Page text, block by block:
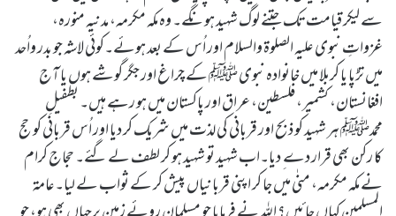
سے لیکر قیامت تک جتنے لوگ شہید ہونگے۔ وہ مکہ مکرمہ، مدنیہ منورہ،
غزواتِ نبوی علیہ الصلوۃ والسلام اور اُس کے بعد ہوئے۔کوئی لاشہ جو بدر واُحد
میں تڑپا یا کربلا میں خانوادہ نبوی ﷺ کے چراغ اور جگر گوشے ہوں یا آج
افغانستان، کشمیر، فلسطین، عراق اور پاکستان میں ہو رہے ہیں۔ بطفیلِ
محمدﷺ ہر شہید کو ذبح اور قربانی کی لذت میں شریک کر دیا اور اُس قربانی کو حج
کا رکن بھی قرار دے ِ دیا۔اب شہید تو شہید ہو کر لطف لے گئے۔ حجاج کرام
نے مکہ مکرمہ، منٰی میں جا کر اپنی قربانیاں پیش کر کے ثواب لے لیا۔عامۃ